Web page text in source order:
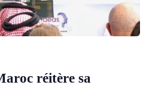
réitère sa